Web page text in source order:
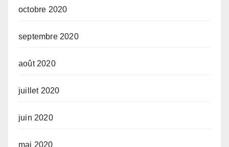
octobre 2020
septembre 2020
août 2020
juillet 2020
juin 2020
mai 2020